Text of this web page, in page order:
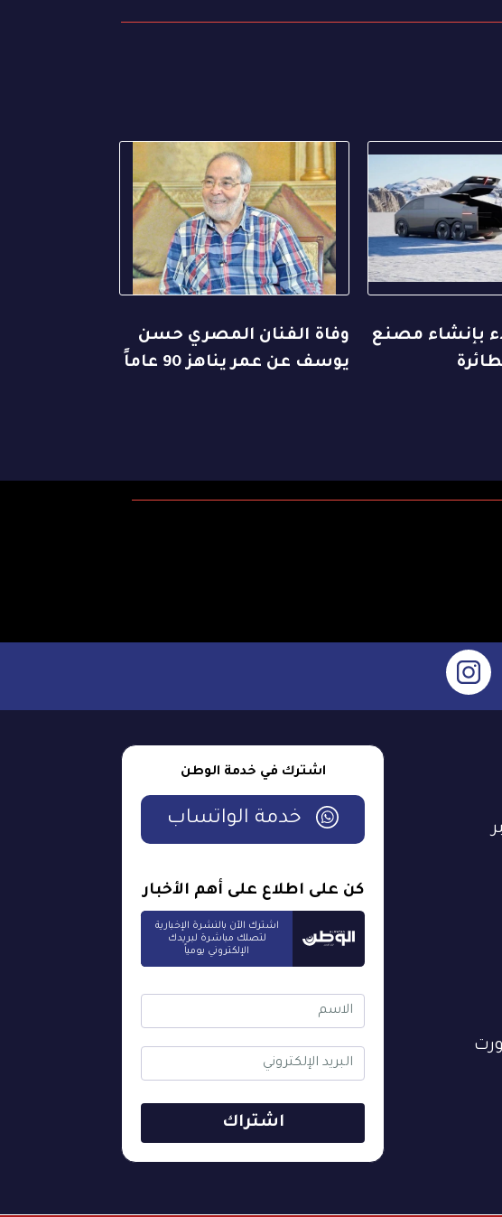
بإنشاء مصنع
وفاة الفنان المصري حسن
يوسف عن عمر يناهز 90 عاماً
اشترك في خدمة الوطن
خدمة الواتساب
كن على اطلاع على أهم الأخبار
اشترك الآن بالنشرة الإخبارية
لتصلك مباشرة لبريدك
الإلكتروني يومياً
اشتراك